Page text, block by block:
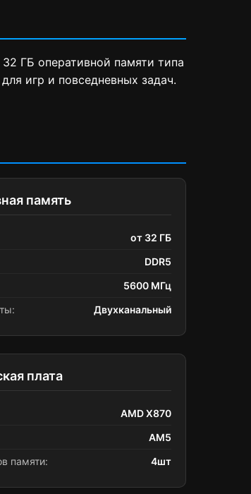
ГБ оперативной памяти типа
игр и повседневных задач.
память
от 32 ГБ
DDR5
5600 МГц
Двухканальный
плата
AMD X870
AM5
памяти:
4шт